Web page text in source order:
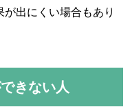
出にくい場合もあり
きない人